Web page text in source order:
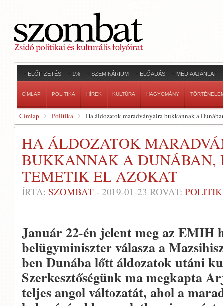
ELŐFIZETÉS 1% SZEMINÁRIUM ELŐADÁS MÉDIAAJÁNLAT
CÍMLAP POLITIKA HÍREK KULTÚRA HAGYOMÁNY
Címlap Politika Ha áldozatok maradványaira bukkannak a
HA ÁLDOZATOK
BUKKANNAK A DUNÁBAN,
TEMETIK EL AZOKAT
ÍRTA: SZOMBAT - 2019-01-23 ROVAT:
Január 22-én jelent meg az EMIH
belügyminiszter válasza a
ben Dunába lőtt áldozatok utáni
Szerkesztőségünk ma megkapta
teljes angol változatát, ahol a